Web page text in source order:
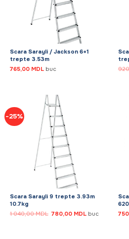
Scara Sarayli / Jackson 6+1
trepte 3.53m
765,00 MDL buc
-25%
Scara Sarayli 9 trepte 3.93m
10.7kg
1 040,00MDL Prețul
inițial
780,00 MDLPrețul
buc